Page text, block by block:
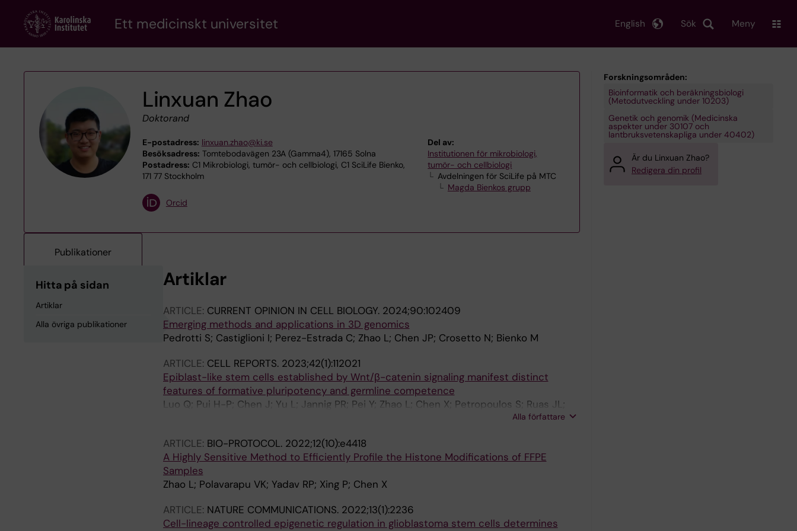
content
Ett medicinskt universitet Sök
English Meny
Linxuan Zhao
Doktorand
E-postadress: linxuan.zhao@ki.se
Besöksadress: Tomtebodavägen 23A (Gamma4), 17165 Solna
Postadress: C1 Mikrobiologi, tumör- och cellbiologi, C1 SciLife Bienko,
171 77 Stockholm
Del av:
Institutionen för mikrobiologi,
tumör- och cellbiologi
Avdelningen för SciLife på MTC
Magda Bienkos grupp
Orcid
Publikationer
Hitta på sidan
Artiklar
Alla övriga publikationer
Artiklar
ARTICLE: CURRENT OPINION IN CELL BIOLOGY. 2024;90:102409
Emerging methods and applications in 3D genomics
Pedrotti S; Castiglioni I; Perez-Estrada C; Zhao L; Chen JP; Crosetto N; Bienko M
ARTICLE: CELL REPORTS. 2023;42(1):112021
Epiblast-like stem cells established by Wnt/β-catenin signaling manifest distinct
features of formative pluripotency and germline competence
Luo Q; Pui H-P; Chen J; Yu L; Jannig PR; Pei Y; Zhao L; Chen X; Petropoulos S; Ruas JL;
Alla författare
ARTICLE: BIO-PROTOCOL. 2022;12(10):e4418
A Highly Sensitive Method to Efficiently Profile the Histone Modifications of FFPE
Samples
Zhao L; Polavarapu VK; Yadav RP; Xing P; Chen X
ARTICLE: NATURE COMMUNICATIONS. 2022;13(1):2236
Cell-lineage controlled epigenetic regulation in glioblastoma stem cells determines
Forskningsområden:
Bioinformatik och beräkningsbiologi
(Metodutveckling under 10203)
Genetik och genomik (Medicinska
aspekter under 30107 och
lantbruksvetenskapliga under 40402)
Är du Linxuan Zhao?
Redigera din profil